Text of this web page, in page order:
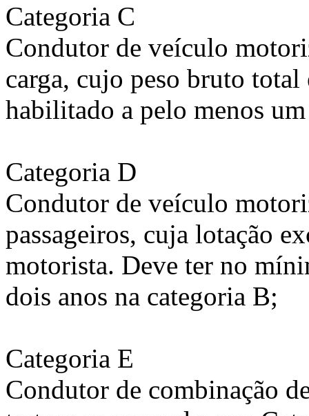
Categoria C
Condutor de veículo
carga, cujo peso bruto
habilitado a pelo menos
Categoria D
Condutor de veículo
passageiros, cuja lotação
motorista. Deve ter no
dois anos na categoria B;
Categoria E
Condutor de combinação